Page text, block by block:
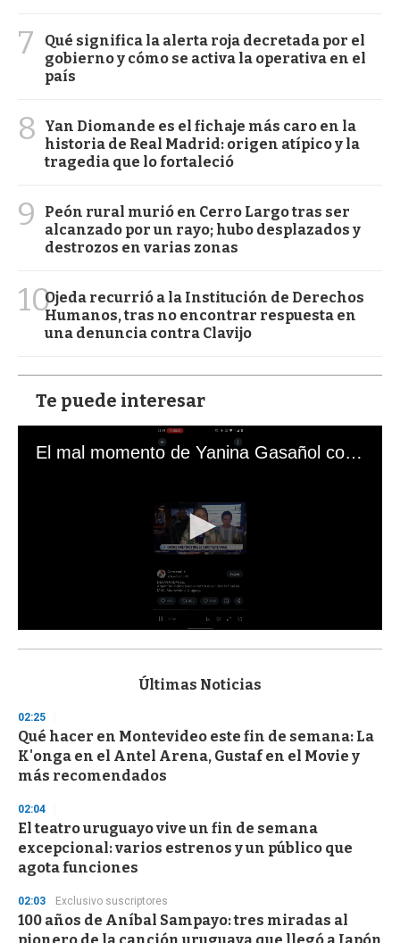
7
Qué significa la alerta roja decretada por el
gobierno y cómo se activa la operativa en el
país
8
Yan Diomande es el fichaje más caro en la
historia de Real Madrid: origen atípico y la
tragedia que lo fortaleció
9
Peón rural murió en Cerro Largo tras ser
alcanzado por un rayo; hubo desplazados y
destrozos en varias zonas
10Ojeda recurrió a la Institución de Derechos
Humanos, tras no encontrar respuesta en
una denuncia contra Clavijo
Te puede interesar
El mal momento de Yanina Gasañol con un hincha argentino en "Subrayado"
s
d
s
o
f
3
s
e
c
o
n
s
Últimas Noticias
02:25
Qué hacer en Montevideo este fin de semana: La
K'onga en el Antel Arena, Gustaf en el Movie y
más recomendados
02:04
El teatro uruguayo vive un fin de semana
excepcional: varios estrenos y un público que
agota funciones
02:03 Exclusivo suscriptores
100 años de Aníbal Sampayo: tres miradas al